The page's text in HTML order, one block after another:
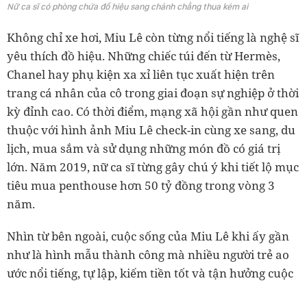
Nữ ca sĩ có phòng chứa đồ hiệu sang chảnh chẳng thua kém ai
Không chỉ xe hơi, Miu Lê còn từng nổi tiếng là nghệ sĩ
yêu thích đồ hiệu. Những chiếc túi đến từ Hermès,
Chanel hay phụ kiện xa xỉ liên tục xuất hiện trên
trang cá nhân của cô trong giai đoạn sự nghiệp ở thời
kỳ đỉnh cao. Có thời điểm, mạng xã hội gần như quen
thuộc với hình ảnh Miu Lê check-in cùng xe sang, du
lịch, mua sắm và sử dụng những món đồ có giá trị
lớn. Năm 2019, nữ ca sĩ từng gây chú ý khi tiết lộ mục
tiêu mua penthouse hơn 50 tỷ đồng trong vòng 3
năm.
Nhìn từ bên ngoài, cuộc sống của Miu Lê khi ấy gần
như là hình mẫu thành công mà nhiều người trẻ ao
ước nổi tiếng, tự lập, kiếm tiền tốt và tận hưởng cuộc